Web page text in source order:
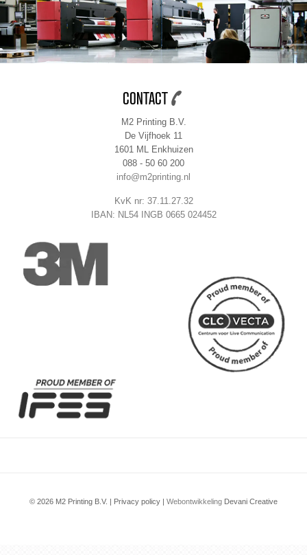
CONTACT
M2 Printing B.V.
De Vijfhoek 11
1601 ML Enkhuizen
088 - 50 60 200
info@m2printing.nl
KvK nr: 37.11.27.32
IBAN: NL54 INGB 0665 024452
© 2026 M2 Printing B.V. | Privacy policy | Webontwikkeling Devani Creative